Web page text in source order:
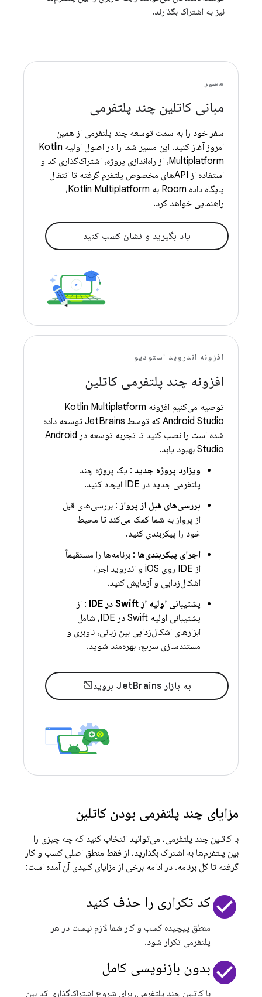
نیز به اشتراک بگذارند.
مسیر
مبانی کاتلین چند پلتفرمی
سفر خود را به سمت توسعه چند پلتفرمی از همین
امروز آغاز کنید. این مسیر شما را در اصول اولیه Kotlin
Multiplatform، از راه‌اندازی پروژه، اشتراک‌گذاری کد و
استفاده از APIهای مخصوص پلتفرم گرفته تا انتقال
پایگاه داده Room به Kotlin Multiplatform،
راهنمایی خواهد کرد.
یاد بگیرید و نشان کسب کنید
افزونه اندروید استودیو
افزونه چند پلتفرمی کاتلین
توصیه می‌کنیم افزونه Kotlin Multiplatform
Android Studio که توسط JetBrains توسعه داده
شده است را نصب کنید تا تجربه توسعه در Android
Studio بهبود یابد.
ویزارد پروژه جدید : یک پروژه چند
پلتفرمی جدید در IDE ایجاد کنید.
بررسی‌های قبل از پرواز : بررسی‌های قبل
از پرواز به شما کمک می‌کند تا محیط
خود را پیکربندی کنید.
اجرای پیکربندی‌ها : برنامه‌ها را مستقیماً
از IDE روی iOS و اندروید اجرا،
اشکال‌زدایی و آزمایش کنید.
پشتیبانی اولیه از Swift در IDE
: از
پشتیبانی اولیه Swift در IDE، شامل
ابزارهای اشکال‌زدایی بین زبانی، ناوبری و
مستندسازی سریع، بهره‌مند شوید.
به بازار JetBrains بروید
مزایای چند پلتفرمی بودن کاتلین
با کاتلین چند پلتفرمی، می‌توانید انتخاب کنید که چه چیزی را
بین پلتفرم‌ها به اشتراک بگذارید، از فقط منطق اصلی کسب و کار
گرفته تا کل برنامه. در ادامه برخی از مزایای کلیدی آن آمده است:
check_circleکد تکراری را حذف کنید
منطق پیچیده کسب و کار شما لازم نیست در هر
پلتفرمی تکرار شود.
check_circleبدون بازنویسی کامل
با کاتلین چند پلتفرمی، برای شروع اشتراک‌گذاری کد بین